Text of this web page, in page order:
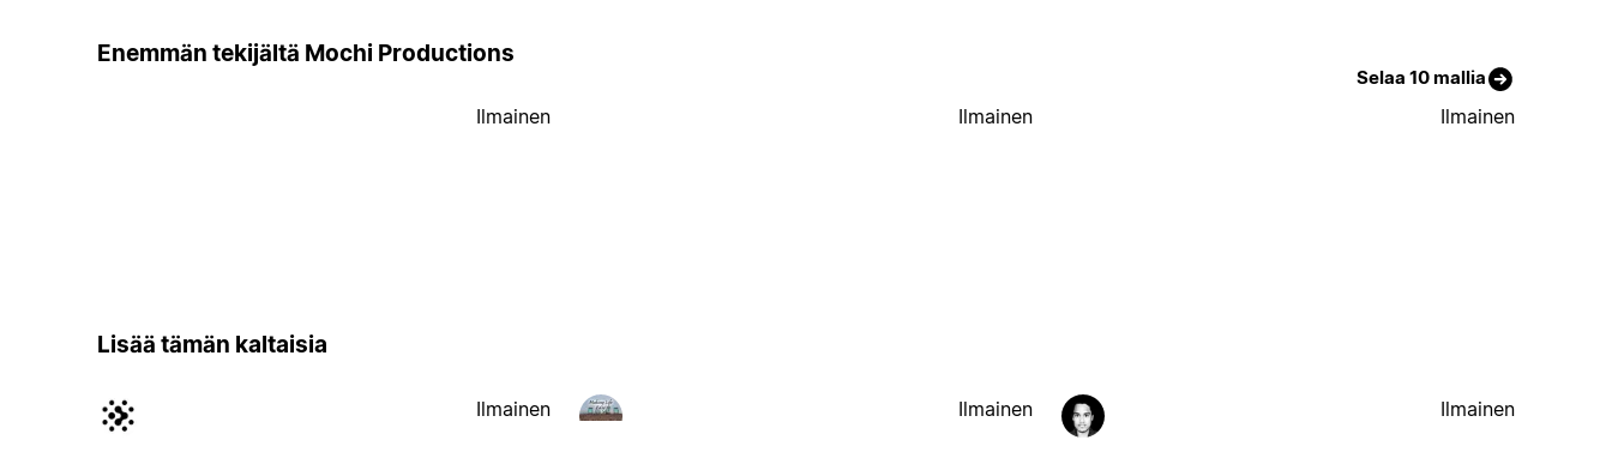
Enemmän tekijältä Mochi Productions
Selaa 10 mallia
Ilmainen Ilmainen Ilmainen
Lisää tämän kaltaisia
Ilmainen Ilmainen Ilmainen